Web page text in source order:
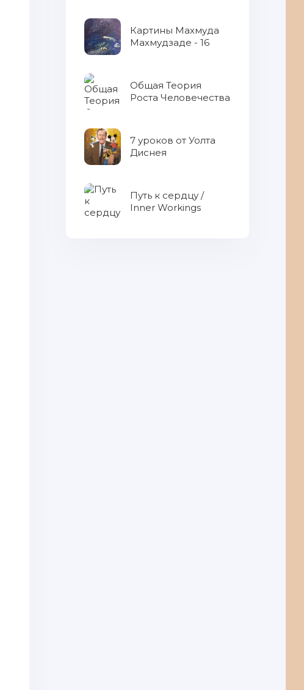
Картины Махмуда
Махмудзаде - 16
Общая Теория
Роста Человечества
7 уроков от Уолта
Диснея
Путь к сердцу /
Inner Workings